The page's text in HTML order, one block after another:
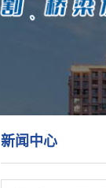
新闻中心